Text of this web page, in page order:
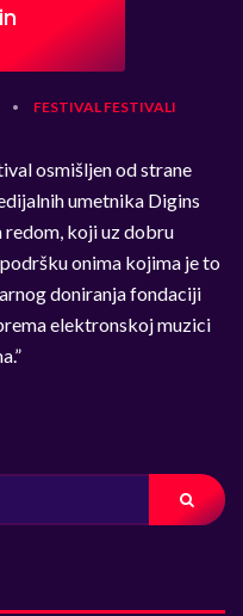
• FESTIVAL FESTIVALI
osmišljen od strane
umetnika Digins
redom, koji uz dobru
onima kojima je to
doniranja fondaciji
elektronskoj muzici